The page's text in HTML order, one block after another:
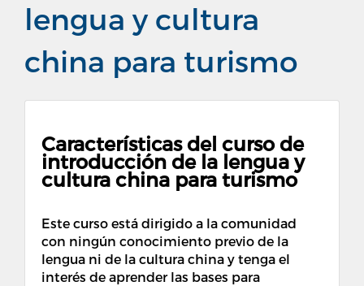
lengua y cultura
china para turismo
Características del curso de
introducción de la lengua y
cultura china para turismo
Este curso está dirigido a la comunidad
con ningún conocimiento previo de la
lengua ni de la cultura china y tenga el
interés de aprender las bases para